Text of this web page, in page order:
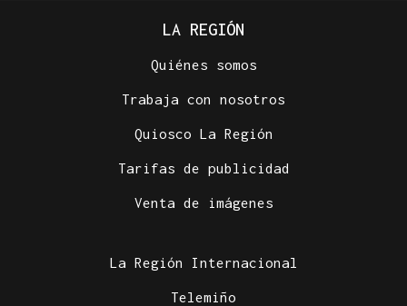
La mujer detenida en Coles por robos de más de
LA REGIÓN
Quiénes somos
Trabaja con nosotros
Quiosco La Región
Tarifas de publicidad
Venta de imágenes
La Región Internacional
Telemiño